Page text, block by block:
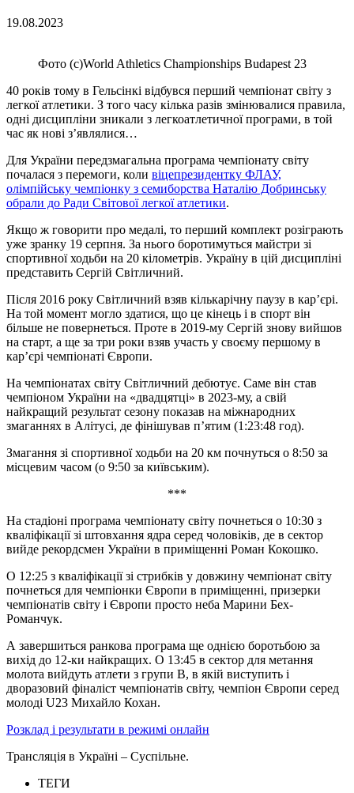
19.08.2023
Фото (с)World Athletics Championships Budapest 23
40 років тому в Гельсінкі відбувся перший чемпіонат світу з
легкої атлетики. З того часу кілька разів змінювалися правила,
одні дисципліни зникали з легкоатлетичної програми, в той
час як нові з’являлися…
Для України передзмагальна програма чемпіонату світу
почалася з перемоги, коли віцепрезидентку ФЛАУ,
олімпійську чемпіонку з семиборства Наталію Добринську
обрали до Ради Світової легкої атлетики.
Якщо ж говорити про медалі, то перший комплект розіграють
уже зранку 19 серпня. За нього боротимуться майстри зі
спортивної ходьби на 20 кілометрів. Україну в цій дисципліні
представить Сергій Світличний.
Після 2016 року Світличний взяв кількарічну паузу в кар’єрі.
На той момент могло здатися, що це кінець і в спорт він
більше не повернеться. Проте в 2019-му Сергій знову вийшов
на старт, а ще за три роки взяв участь у своєму першому в
кар’єрі чемпіонаті Європи.
На чемпіонатах світу Світличний дебютує. Саме він став
чемпіоном України на «двадцятці» в 2023-му, а свій
найкращий результат сезону показав на міжнародних
змаганнях в Алітусі, де фінішував п’ятим (1:23:48 год).
Змагання зі спортивної ходьби на 20 км почнуться о 8:50 за
місцевим часом (о 9:50 за київським).
***
На стадіоні програма чемпіонату світу почнеться о 10:30 з
кваліфікації зі штовхання ядра серед чоловіків, де в сектор
вийде рекордсмен України в приміщенні Роман Кокошко.
О 12:25 з кваліфікації зі стрибків у довжину чемпіонат світу
почнеться для чемпіонки Європи в приміщенні, призерки
чемпіонатів світу і Європи просто неба Марини Бех-
Романчук.
А завершиться ранкова програма ще однією боротьбою за
вихід до 12-ки найкращих. О 13:45 в сектор для метання
молота вийдуть атлети з групи В, в якій виступить і
дворазовий фіналіст чемпіонатів світу, чемпіон Європи серед
молоді U23 Михайло Кохан.
Розклад і результати в режимі онлайн
Трансляція в Україні – Суспільне.
ТЕГИ